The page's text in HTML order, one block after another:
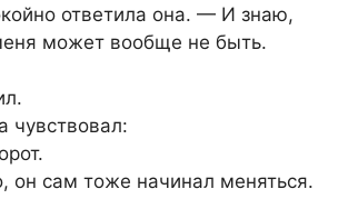
ответила она. — И знаю,
может вообще не быть.
чувствовал:
он сам тоже начинал меняться.